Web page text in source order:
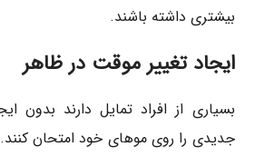
بیشتری داشته باشند.
ایجاد تغییر موقت در ظاهر
بسیاری از افراد تمایل دارند بدون
جدیدی را روی موهای خود امتحان